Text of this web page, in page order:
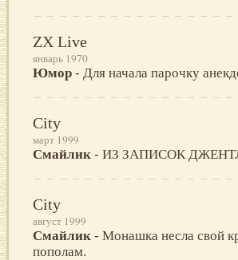
ZX Live
январь 1970
Юмор - Для начала паpочку
City
март 1999
Смайлик - ИЗ ЗАПИСОК
City
август 1999
Смайлик - Монашка несла свой
пополам.